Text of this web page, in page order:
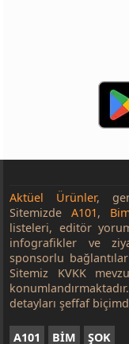
Aktüel Ürünler,
SitemizdeA101,
listeleri, editör
infografikler ve
sponsorlu
Sitemiz KVKK
detayları şeffaf
A101 BİM ŞOK